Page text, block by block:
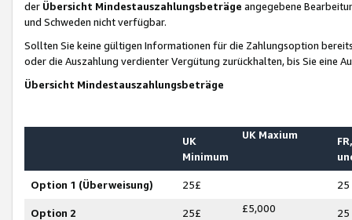
der Übersicht Mindestauszahlungsbeträge angegebene
und Schweden nicht verfügbar.
Sollten Sie keine gültigen Informationen für die Zahlungsoption
oder die Auszahlung verdienter Vergütung zurückhalten, bis Sie
Übersicht Mindestauszahlungsbeträge
UK
Minimum
UK Maxium
Option 1 (Überweisung) 25£ 25
Option 2
25£ £5,000 25